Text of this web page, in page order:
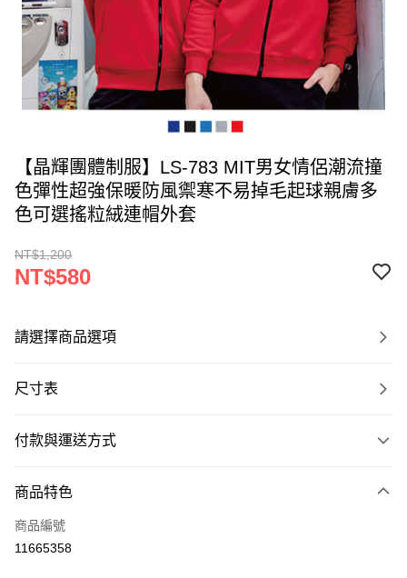
【晶輝團體制服】LS-783 MIT男女情侶潮流撞
色彈性超強保暖防風禦寒不易掉毛起球親膚多
色可選搖粒絨連帽外套
NT$1,200
NT$580
請選擇商品選項
尺寸表
付款與運送方式
信用卡一次付款
運送方式
商品特色
商品編號
11665358